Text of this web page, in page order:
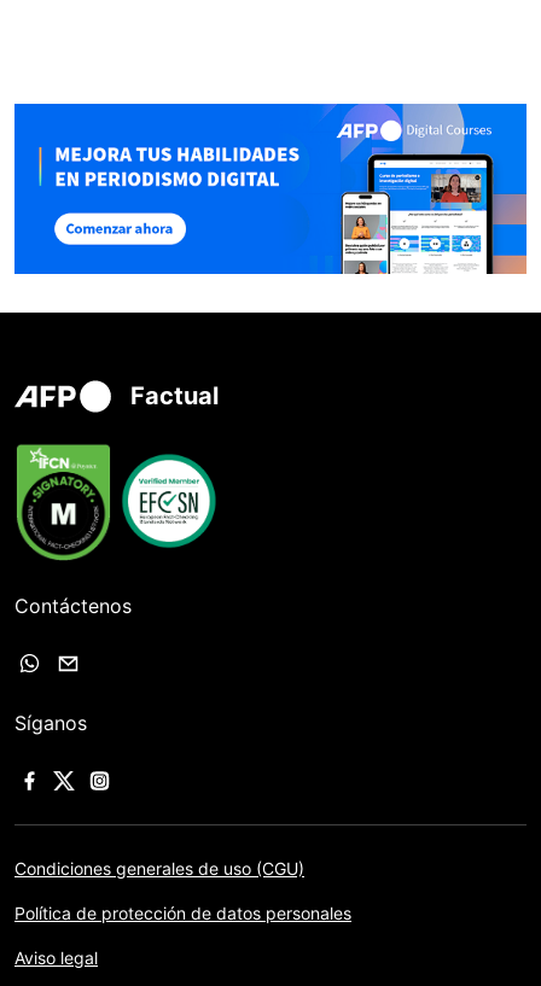
Factual
Contáctenos
Síganos
Condiciones generales de uso (CGU)
Política de protección de datos personales
Aviso legal